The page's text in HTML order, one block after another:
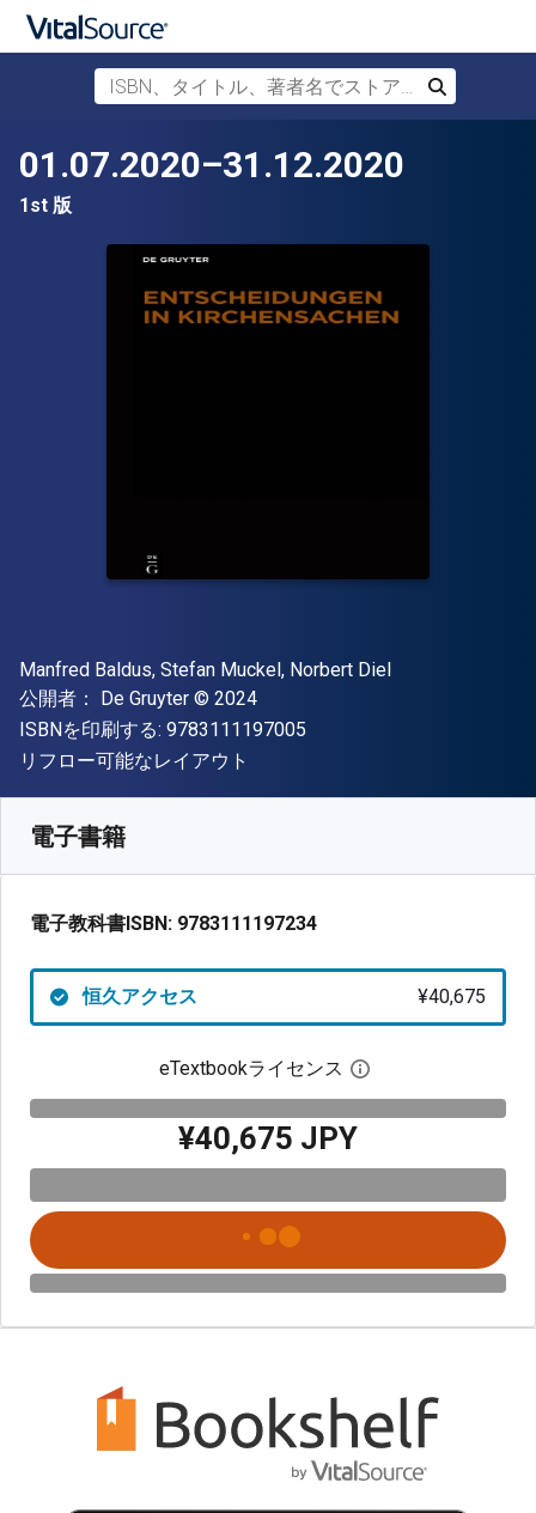
ISBN、タイトル、著者名でストアを検索
検索
01.07.2020–31.12.2020
1st 版
著者
Manfred Baldus, Stefan Muckel, Norbert Diel
出版社
公開者： De Gruyter 著作権
© 2024
ISBNを印刷する: 9783111197005
形式
リフロー可能なレイアウト
電子書籍
電子教科書ISBN: 9783111197234
恒久アクセス ¥40,675
eTextbookライセンス デジタルライセン
¥40,675 JPY